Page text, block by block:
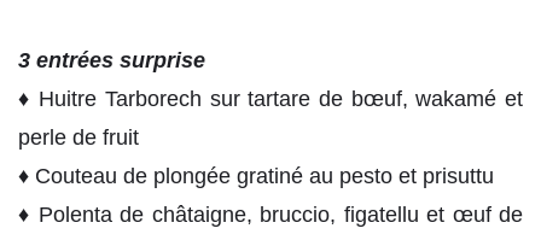
3 entrées surprise
♦ Huitre Tarborech sur tartare de bœuf, wakamé et
perle de fruit
♦ Couteau de plongée gratiné au pesto et prisuttu
♦ Polenta de châtaigne, bruccio, figatellu et œuf de